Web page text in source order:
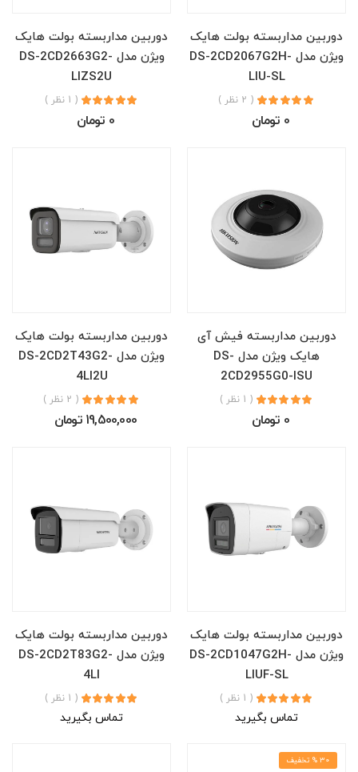
دوربین مداربسته بولت هایک
ویژن مدل DS-2CD2067G2H-
LIU-SL
( 2 نظر )
0 تومان
دوربین مداربسته بولت هایک
ویژن مدل DS-2CD2663G2-
LIZS2U
( 1 نظر )
0 تومان
دوربین مداربسته فیش آی
هایک ویژن مدل DS-
2CD2955G0-ISU
( 1 نظر )
0 تومان
دوربین مداربسته بولت هایک
ویژن مدل DS-2CD2T43G2-
4LI2U
( 2 نظر )
19,500,000 تومان
دوربین مداربسته بولت هایک
ویژن مدل DS-2CD1047G2H-
LIUF-SL
( 1 نظر )
تماس بگیرید
دوربین مداربسته بولت هایک
ویژن مدل DS-2CD2T83G2-
4LI
( 1 نظر )
تماس بگیرید
30 % تخفیف